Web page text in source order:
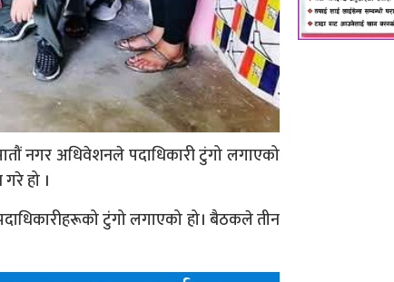
सातौं नगर अधिवेशनले पदाधिकारी टुंगो लगाएको
हो ।
टुंगो लगाएको हो। बैठकले तीन